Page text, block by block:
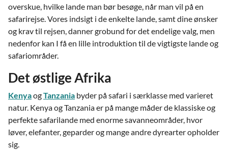
overskue, hvilke lande man bør besøge, når man vil på en
safarirejse. Vores indsigt i de enkelte lande, samt dine ønsker
og krav til rejsen, danner grobund for det endelige valg, men
nedenfor kan I få en lille introduktion til de vigtigste lande og
safariområder.
Det østlige Afrika
KenyaogTanzania byder på safari i særklasse med varieret
natur. Kenya og Tanzania er på mange måder de klassiske og
perfekte safarilande med enorme savanneområder, hvor
løver, elefanter, geparder og mange andre dyrearter opholder
sig.